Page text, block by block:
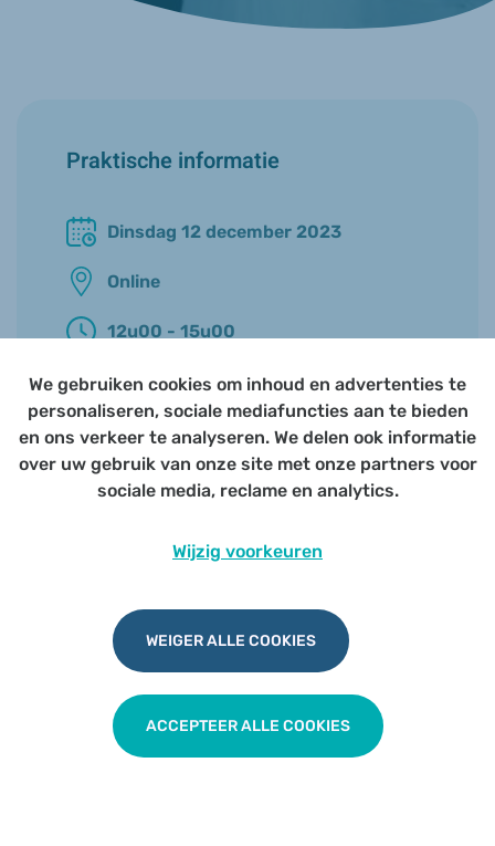
Praktische informatie
Dinsdag 12 december 2023
Online
12u00 - 15u00
Accreditatie aangevraagd ethiek en
economie
Professioneel telefoneren en efficiënte
informatieoverdracht
We gebruiken cookies om inhoud en advertenties te
personaliseren, sociale mediafuncties aan te bieden
en ons verkeer te analyseren. We delen ook informatie
over uw gebruik van onze site met onze partners voor
sociale media, reclame en analytics.
Wijzig voorkeuren
WEIGER ALLE COOKIES
ACCEPTEER ALLE COOKIES